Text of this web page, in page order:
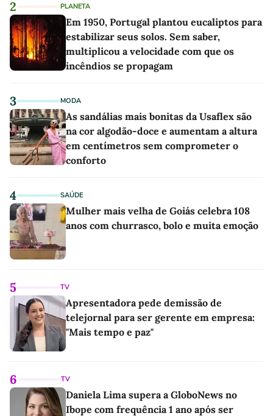
2 PLANETA
Em 1950, Portugal plantou eucaliptos para
estabilizar seus solos. Sem saber,
multiplicou a velocidade com que os
incêndios se propagam
3 MODA
As sandálias mais bonitas da Usaflex são
na cor algodão-doce e aumentam a altura
em centímetros sem comprometer o
conforto
4 SAÚDE
Mulher mais velha de Goiás celebra 108
anos com churrasco, bolo e muita emoção
5 TV
Apresentadora pede demissão de
telejornal para ser gerente em empresa:
"Mais tempo e paz"
6 TV
Daniela Lima supera a GloboNews no
Ibope com frequência 1 ano após ser